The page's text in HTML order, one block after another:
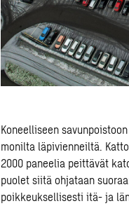
Koneelliseen
monilta läpivienneiltä.
2000 paneelia peittävät
puolet siitä ohjataan
poikkeuksellisesti itä- ja